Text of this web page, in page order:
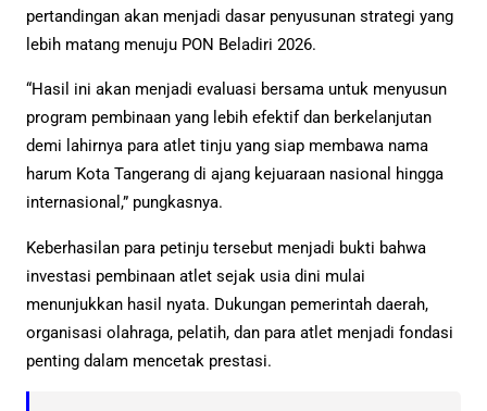
pertandingan akan menjadi dasar penyusunan strategi yang
lebih matang menuju PON Beladiri 2026.
“Hasil ini akan menjadi evaluasi bersama untuk menyusun
program pembinaan yang lebih efektif dan berkelanjutan
demi lahirnya para atlet tinju yang siap membawa nama
harum Kota Tangerang di ajang kejuaraan nasional hingga
internasional,” pungkasnya.
Keberhasilan para petinju tersebut menjadi bukti bahwa
investasi pembinaan atlet sejak usia dini mulai
menunjukkan hasil nyata. Dukungan pemerintah daerah,
organisasi olahraga, pelatih, dan para atlet menjadi fondasi
penting dalam mencetak prestasi.